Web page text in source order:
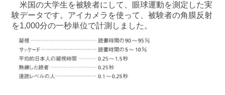
米国の大学生を被験者にして、眼球運動を測定した実
験データです。アイカメラを使って、被験者の角膜反射
を1,000分の一秒単位で計測しました。